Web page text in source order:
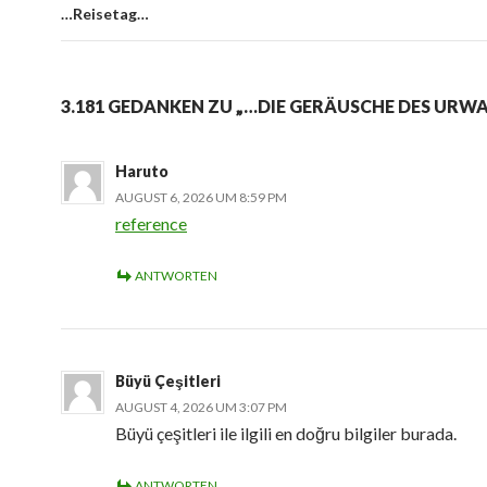
…Reisetag…
3.181 GEDANKEN ZU „…DIE GERÄUSCHE DES
Haruto
AUGUST 6, 2026 UM 8:59 PM
reference
ANTWORTEN
Büyü Çeşitleri
AUGUST 4, 2026 UM 3:07 PM
Büyü çeşitleri ile ilgili en doğru bilgiler burada.